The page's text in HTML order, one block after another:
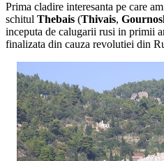
Prima cladire interesanta pe care
schitul Thebais (Thivais,
inceputa de calugarii rusi in primii
finalizata din cauza revolutiei din